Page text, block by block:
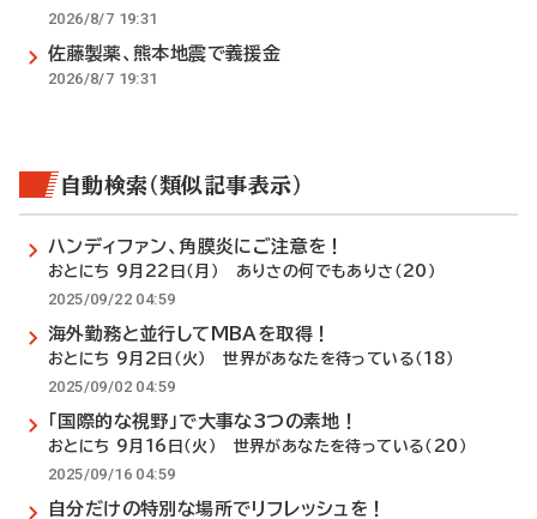
2026/8/7 19:31
佐藤製薬、熊本地震で義援金
2026/8/7 19:31
自動検索（類似記事表示）
ハンディファン、角膜炎にご注意を！
おとにち 9月22日（月） ありさの何でもありさ（20）
2025/09/22 04:59
海外勤務と並行してMBAを取得！
おとにち 9月2日（火） 世界があなたを待っている（18）
2025/09/02 04:59
「国際的な視野」で大事な3つの素地！
おとにち 9月16日（火） 世界があなたを待っている（20）
2025/09/16 04:59
自分だけの特別な場所でリフレッシュを！